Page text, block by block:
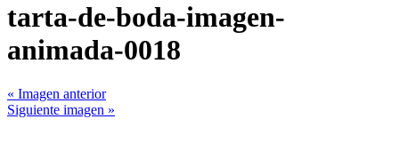
tarta-de-boda-imagen-
animada-0018
« Imagen anterior
Siguiente imagen »